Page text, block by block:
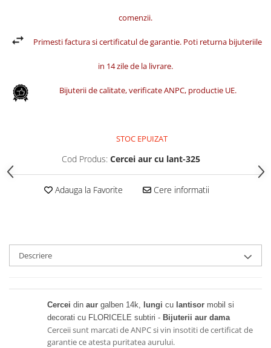
comenzii.
Primesti factura si certificatul de garantie. Poti returna bijuteriile
in 14 zile de la livrare.
Bijuterii de calitate, verificate ANPC, productie UE.
STOC EPUIZAT
Cod Produs: Cercei aur cu lant-325
Adauga la Favorite Cere informatii
Descriere
Cercei din aur galben 14k, lungi cu lantisor mobil si
decorati cu FLORICELE subtiri - Bijuterii aur dama
Cerceii sunt marcati de ANPC si vin insotiti de certificat de
garantie ce atesta puritatea aurului.